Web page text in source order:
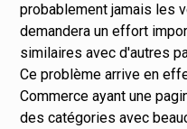
probablement jamais les
demandera un effort
similaires avec d'autres
Ce problème arrive en
Commerce ayant une
des catégories avec